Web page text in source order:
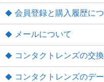
会員登録と購入履歴に
メールについて
コンタクトレンズの交
コンタクトレンズのデ